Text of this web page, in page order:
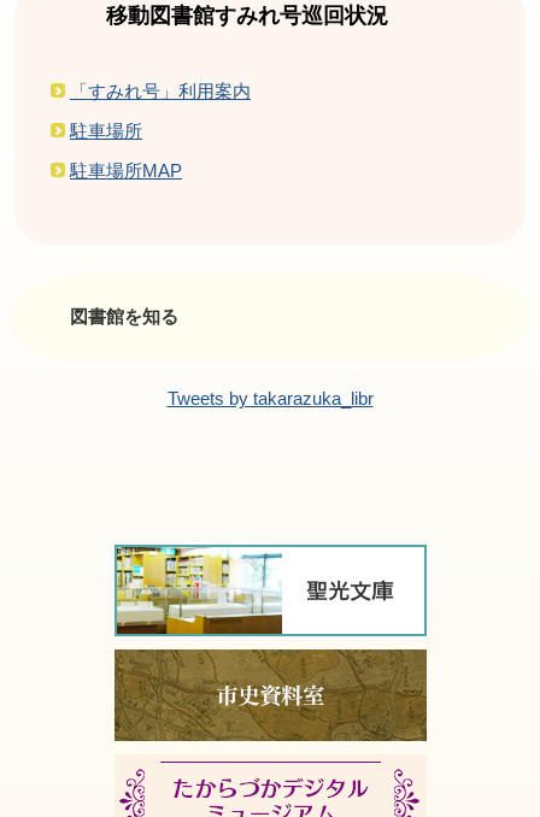
移動図書館すみれ号巡回状況
「すみれ号」利用案内
駐車場所
駐車場所MAP
図書館を知る
Tweets by takarazuka_libr